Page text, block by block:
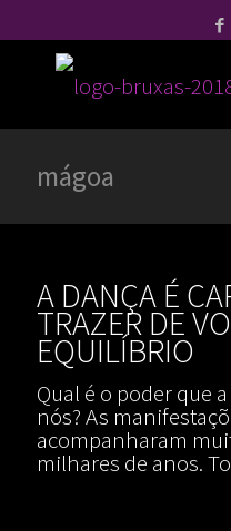
mágoa
A DANÇA É
TRAZER DE
EQUILÍBRIO
Qual é o poder que
nós? As
acompanharam
milhares de anos.